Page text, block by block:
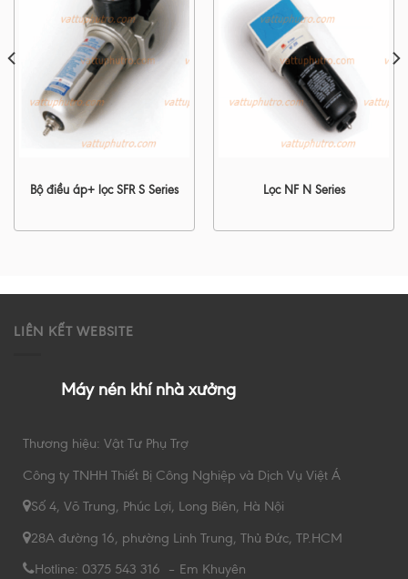
Bộ điều áp+ lọc SFR S Series Lọc NF N Series
LIÊN KẾT WEBSITE
Máy nén khí nhà xưởng
Thương hiệu: Vật Tư Phụ Trợ
Công ty TNHH Thiết Bị Công Nghiệp và Dịch Vụ Việt Á
Số 4, Võ Trung, Phúc Lợi, Long Biên, Hà Nội
28A đường 16, phường Linh Trung, Thủ Đức, TP.HCM
Hotline: 0375 543 316 – Em Khuyên